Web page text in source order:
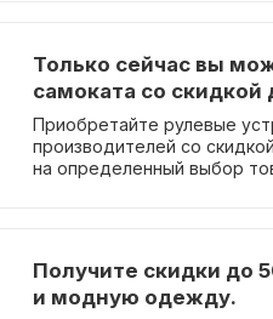
установленной скидки.
акционном разделе нашего
требуется.
Только сейчас вы
самоката со скидкой
Приобретайте рулевые
производителей со
на определенный выбор
Получите скидки до
и модную одежду.